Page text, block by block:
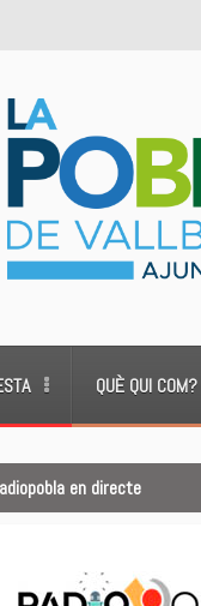
QUÈ QUI COM?
en directe